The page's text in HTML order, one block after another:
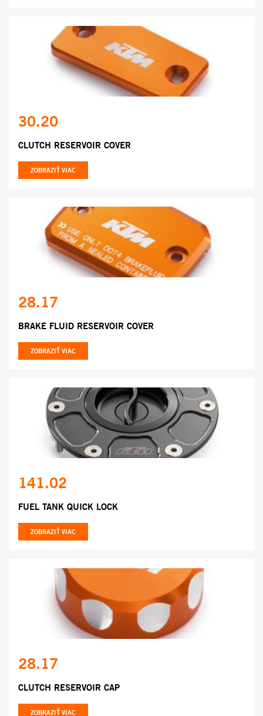
30.20
CLUTCH RESERVOIR COVER
ZOBRAZIŤ VIAC
28.17
BRAKE FLUID RESERVOIR COVER
ZOBRAZIŤ VIAC
141.02
FUEL TANK QUICK LOCK
ZOBRAZIŤ VIAC
28.17
CLUTCH RESERVOIR CAP
ZOBRAZIŤ VIAC